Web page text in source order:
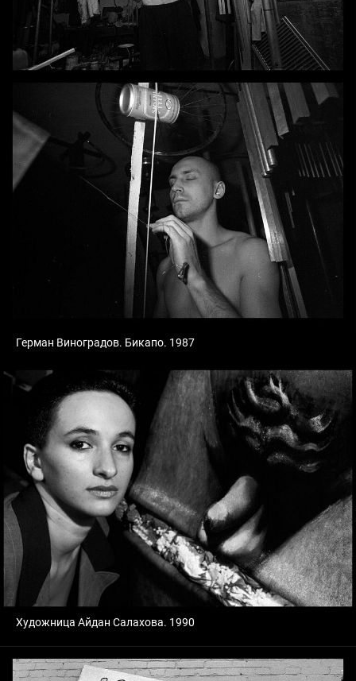
Герман Виноградов. Бикапо. 1987
Художница Айдан Салахова. 1990